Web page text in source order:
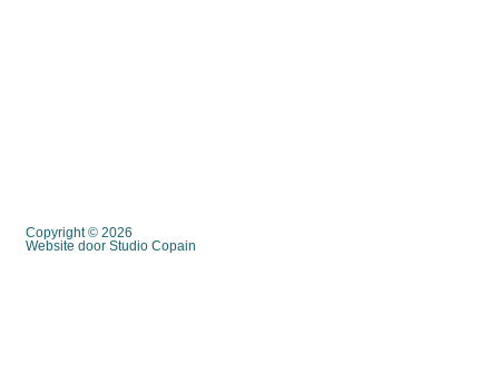
Copyright © 2026
Website door Studio Copain